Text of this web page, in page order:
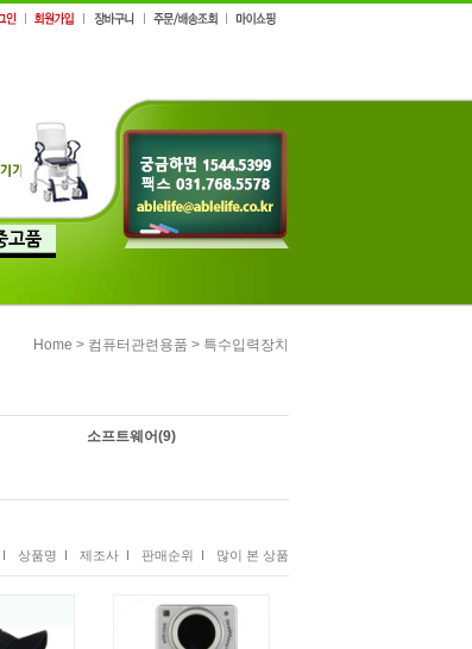
Home > 컴퓨터관련용품 > 특수입력장치
소프트웨어(9)
상품명 I 제조사 I 판매순위 I 많이 본 상품